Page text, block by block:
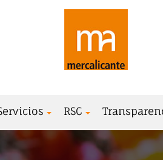
RSC